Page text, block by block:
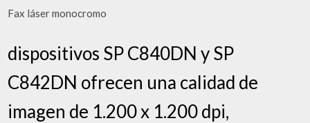
Fax láser monocromo
dispositivos SP C840DN y SP
C842DN ofrecen una calidad de
imagen de 1.200 x 1.200 dpi,